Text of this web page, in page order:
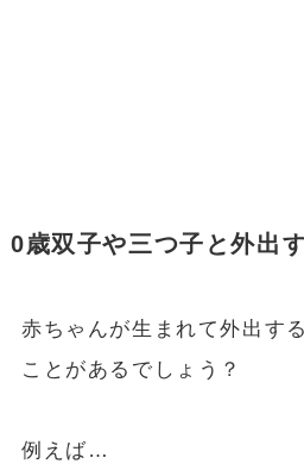
0歳双子や三つ子と外出
赤ちゃんが生まれて外出す
ことがあるでしょう？
例えば…